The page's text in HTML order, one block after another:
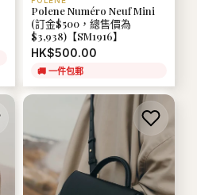
Polene Numéro Neuf Mini
(訂金$500，總售價為
$3,938)【SM1916】
HK$500.00
🚚 一件包郵